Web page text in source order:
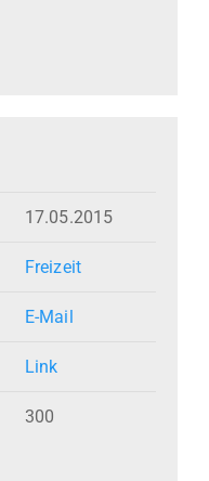
17.05.2015
Freizeit
E-Mail
Link
300